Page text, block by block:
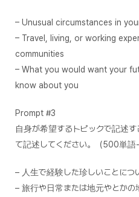
– Unusual circumstances in
– Travel, living, or working
communities
– What you would want your
know about you
Prompt #3
自身が希望するトピックで記述
て記述してください。（500単語-
– 人生で経験した珍しいことにつ
– 旅行や日常または地元やとかの